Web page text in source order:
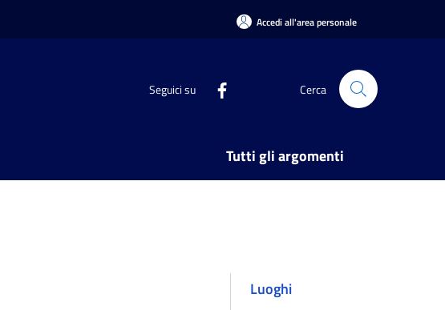
Accedi all'area personale
Seguici su Cerca
Tutti gli argomenti
Luoghi